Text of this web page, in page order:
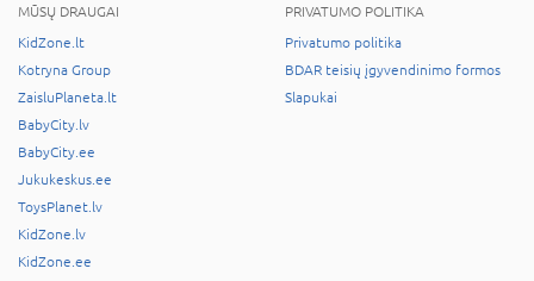
MŪSŲ DRAUGAI
KidZone.lt
Kotryna Group
ZaisluPlaneta.lt
BabyCity.lv
BabyCity.ee
Jukukeskus.ee
ToysPlanet.lv
KidZone.lv
KidZone.ee
PRIVATUMO POLITIKA
Privatumo politika
BDAR teisių įgyvendinimo formos
Slapukai